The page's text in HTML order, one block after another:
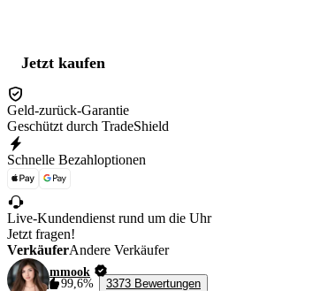
Jetzt kaufen
Geld-zurück-Garantie
Geschützt durch TradeShield
Schnelle Bezahloptionen
Live-Kundendienst rund um die Uhr
Jetzt fragen!
VerkäuferAndere Verkäufer
mmook
99,6%
3373 Bewertungen